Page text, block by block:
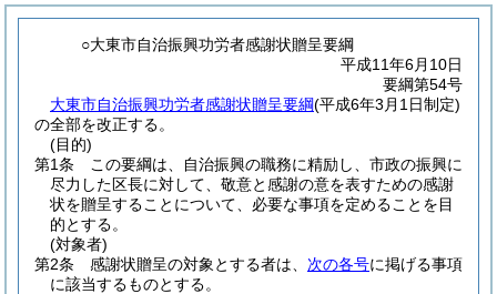
○大東市自治振興功労者感謝状贈呈要綱
平成11年6月10日
要綱第54号
大東市自治振興功労者感謝状贈呈要綱(平成6年3月1日制定)
の全部を改正する。
(目的)
第1条
この要綱は、自治振興の職務に精励し、市政の振興に
尽力した区長に対して、敬意と感謝の意を表すための感謝
状を贈呈することについて、必要な事項を定めることを目
的とする。
(対象者)
第2条
感謝状贈呈の対象とする者は、 次の各号に掲げる事項
に該当するものとする。